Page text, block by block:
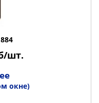
шт.
окне)